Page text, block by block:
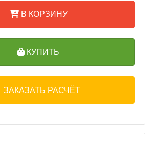
В КОРЗИНУ
КУПИТЬ
ЗАКАЗАТЬ РАСЧЁТ